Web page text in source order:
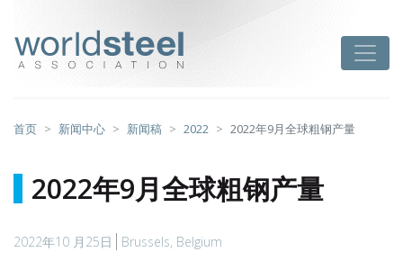
首页 新闻中心 新闻稿 2022 2022年9月全球粗钢产量
2022年9月全球粗钢产量
2022年10 月25日 Brussels, Belgium